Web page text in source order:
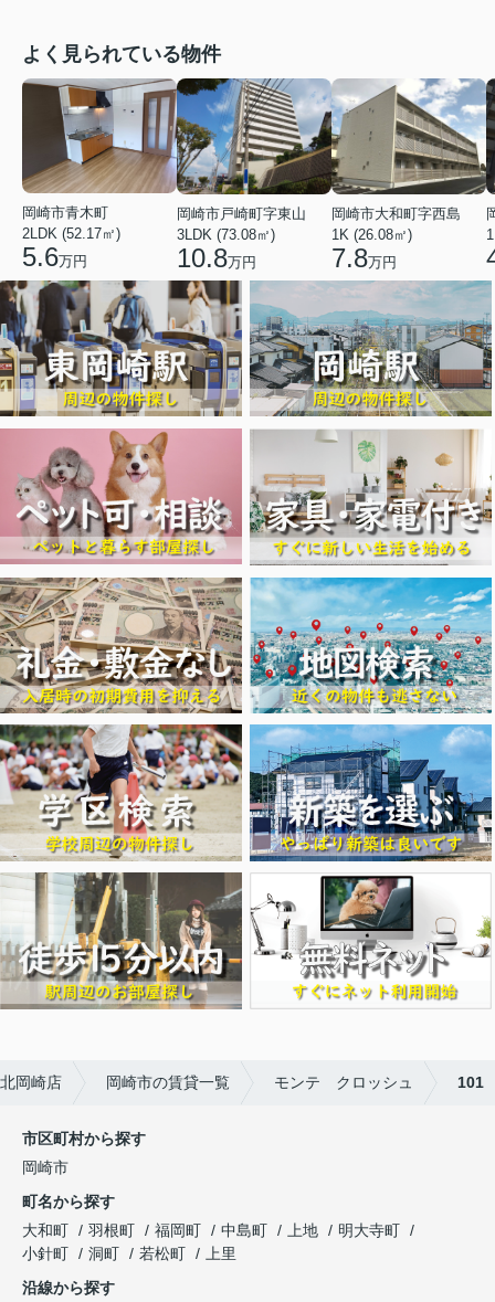
よく見られている物件
岡崎市青木町
2LDK (52.17㎡)
5.6万円
岡崎市戸崎町字東山
3LDK (73.08㎡)
10.8万円
岡崎市大和町字西島
1K (26.08㎡)
7.8万円
岡崎店 岡崎市の賃貸一覧 モンテ クロッシュ 101
市区町村から探す
岡崎市
町名から探す
大和町
羽根町 福岡町 中島町 上地
明大寺町
小針町
洞町 若松町
上里
沿線から探す